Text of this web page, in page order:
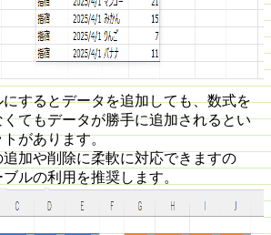
にするとデータを追加しても、数式を
くてもデータが勝手に追加されるとい
トがあります。
追加や削除に柔軟に対応できますの
ルの利用を推奨します。